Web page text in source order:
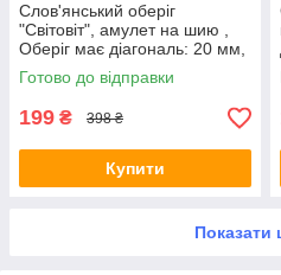
Слов'янський оберіг
"Світовіт", амулет на шию ,
Оберіг має діагональ: 20 мм,
амулет
Готово до відправки
199 ₴ 398 ₴
Купити
Показати